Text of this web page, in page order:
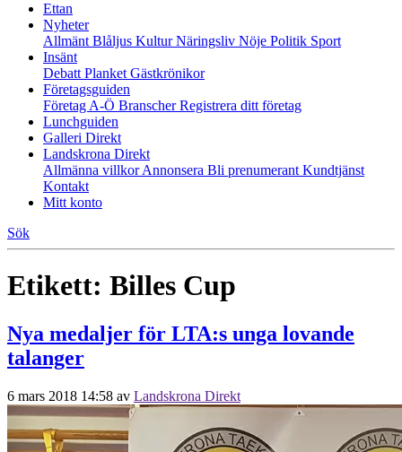
Ettan
Nyheter
Allmänt Blåljus KulturNäringsliv Nöje Politik Sport
Insänt
Debatt Planket Gästkrönikor
Företagsguiden
Företag A-Ö BranscherRegistrera ditt företag
Lunchguiden
Galleri Direkt
Landskrona Direkt
Allmänna villkorAnnonsera Bli prenumerant Kundtjänst
Kontakt
Mitt konto
Sök
Etikett: Billes Cup
Nya medaljer för LTA:s unga lovande
talanger
6 mars 2018 14:58 av Landskrona Direkt